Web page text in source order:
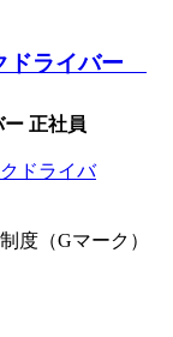
ドライバー
正社員
度（Gマーク）